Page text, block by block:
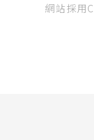
如下：……
擬定之契
網站採用